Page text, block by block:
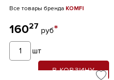
Все товары бренда KOMFI
16027 руб*
шт
В КОРЗИНУ